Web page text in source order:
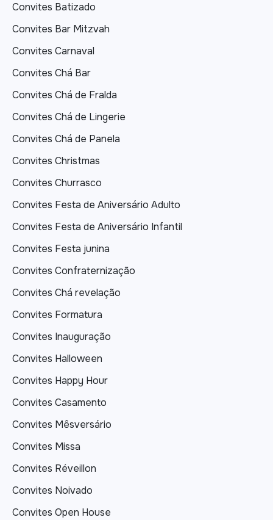
Convites Batizado
Convites Bar Mitzvah
Convites Carnaval
Convites Chá Bar
Convites Chá de Fralda
Convites Chá de Lingerie
Convites Chá de Panela
Convites Christmas
Convites Churrasco
Convites Festa de Aniversário Adulto
Convites Festa de Aniversário Infantil
Convites Festa junina
Convites Confraternização
Convites Chá revelação
Convites Formatura
Convites Inauguração
Convites Halloween
Convites Happy Hour
Convites Casamento
Convites Mêsversário
Convites Missa
Convites Réveillon
Convites Noivado
Convites Open House